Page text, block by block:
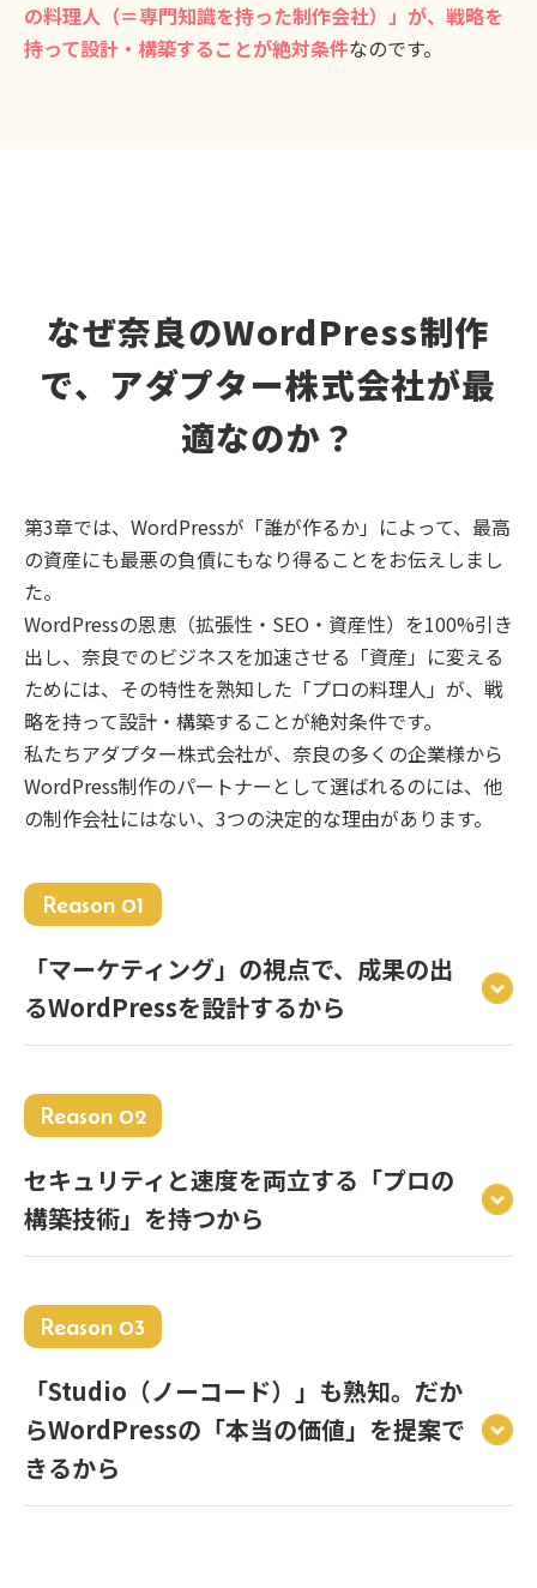
の料理人（＝専門知識を持った制作会社）」が、戦略を
持って設計・構築することが絶対条件なのです。
なぜ奈良のWordPress制作
で、アダプター株式会社が最
適なのか？
第3章では、WordPressが「誰が作るか」によって、最高
の資産にも最悪の負債にもなり得ることをお伝えしまし
た。
WordPressの恩恵（拡張性・SEO・資産性）を100%引き
出し、奈良でのビジネスを加速させる「資産」に変える
ためには、その特性を熟知した「プロの料理人」が、戦
略を持って設計・構築することが絶対条件です。
私たちアダプター株式会社が、奈良の多くの企業様から
WordPress制作のパートナーとして選ばれるのには、他
の制作会社にはない、3つの決定的な理由があります。
Reason 01
「マーケティング」の視点で、成果の出
るWordPressを設計するから
Reason 02
セキュリティと速度を両立する「プロの
構築技術」を持つから
Reason 03
「Studio（ノーコード）」も熟知。だか
らWordPressの「本当の価値」を提案で
きるから